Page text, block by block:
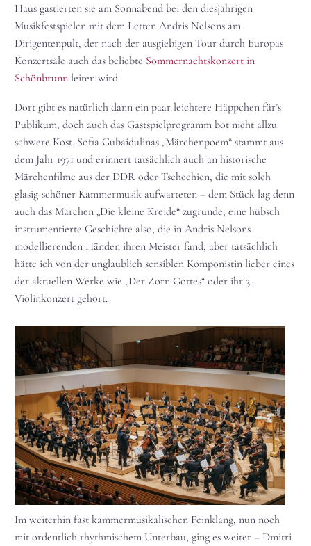
Haus gastierten sie am Sonnabend bei den diesjährigen
Musikfestspielen mit dem Letten Andris Nelsons am
Dirigentenpult, der nach der ausgiebigen Tour durch Europas
Konzertsäle auch das beliebte Sommernachtskonzert in
Schönbrunn leiten wird.
Dort gibt es natürlich dann ein paar leichtere Häppchen für’s
Publikum, doch auch das Gastspielprogramm bot nicht allzu
schwere Kost. Sofia Gubaidulinas „Märchenpoem“ stammt aus
dem Jahr 1971 und erinnert tatsächlich auch an historische
Märchenfilme aus der DDR oder Tschechien, die mit solch
glasig-schöner Kammermusik aufwarteten – dem Stück lag denn
auch das Märchen „Die kleine Kreide“ zugrunde, eine hübsch
instrumentierte Geschichte also, die in Andris Nelsons
modellierenden Händen ihren Meister fand, aber tatsächlich
hätte ich von der unglaublich sensiblen Komponistin lieber eines
der aktuellen Werke wie „Der Zorn Gottes“ oder ihr 3.
Violinkonzert gehört.
Im weiterhin fast kammermusikalischen Feinklang, nun noch
mit ordentlich rhythmischem Unterbau, ging es weiter – Dmitri